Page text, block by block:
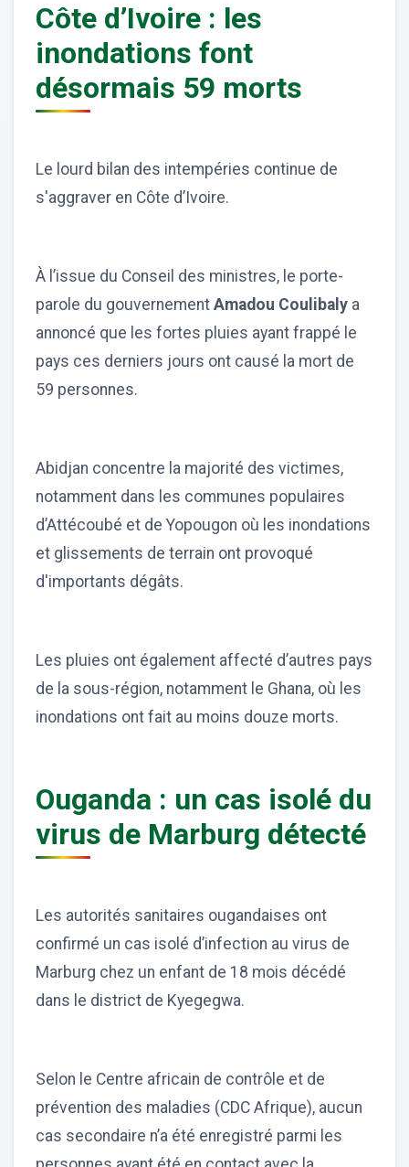
Côte d’Ivoire : les
inondations font
désormais 59 morts
Le lourd bilan des intempéries continue de
s'aggraver en Côte d’Ivoire.
À l’issue du Conseil des ministres, le porte-
parole du gouvernement Amadou Coulibaly a
annoncé que les fortes pluies ayant frappé le
pays ces derniers jours ont causé la mort de
59 personnes.
Abidjan concentre la majorité des victimes,
notamment dans les communes populaires
d’Attécoubé et de Yopougon où les inondations
et glissements de terrain ont provoqué
d'importants dégâts.
Les pluies ont également affecté d’autres pays
de la sous-région, notamment le Ghana, où les
inondations ont fait au moins douze morts.
Ouganda : un cas isolé du
virus de Marburg détecté
Les autorités sanitaires ougandaises ont
confirmé un cas isolé d’infection au virus de
Marburg chez un enfant de 18 mois décédé
dans le district de Kyegegwa.
Selon le Centre africain de contrôle et de
prévention des maladies (CDC Afrique), aucun
cas secondaire n’a été enregistré parmi les